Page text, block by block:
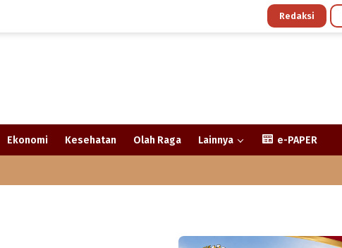
Redaksi
Ekonomi Kesehatan Olah Raga Lainnya e-PAPER